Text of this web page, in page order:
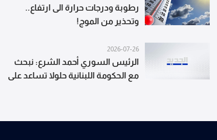
بإشرافه
رطوبة ودرجات حرارة الى ارتفاع..
وتحذير من الموج!
2026-07-26
الرئيس السوري أحمد الشرع: نبحث
مع الحكومة اللبنانية حلولا تساعد على